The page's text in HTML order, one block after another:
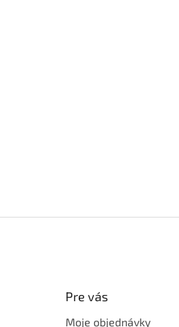
Pre vás
Moje objednávky